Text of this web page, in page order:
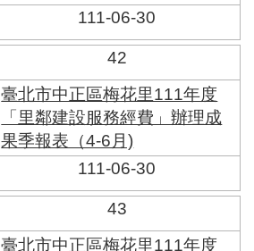
111-06-30
42
臺北市中正區梅花里111年度
「里鄰建設服務經費」辦理成
果季報表（4-6月)
111-06-30
43
臺北市中正區梅花里111年度